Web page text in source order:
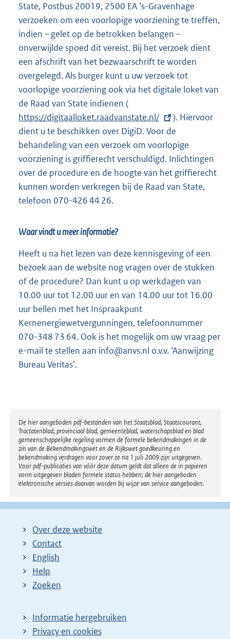
State, Postbus 20019, 2500 EA ’s-Gravenhage
verzoeken om een voorlopige voorziening te treffen,
indien – gelet op de betrokken belangen –
onverwijlde spoed dit vereist. Bij het verzoek dient
een afschrift van het bezwaarschrift te worden
overgelegd. Als burger kunt u uw verzoek tot
voorlopige voorziening ook via het digitale loket van
de Raad van State indienen (
x
t
e
r
n
e
:
https://digitaalloket.raadvanstate.nl/
). Hiervoor
dient u te beschikken over DigiD. Voor de
behandeling van een verzoek om voorlopige
voorziening is griffierecht verschuldigd. Inlichtingen
over de procedure en de hoogte van het griffierecht
kunnen worden verkregen bij de Raad van State,
telefoon 070-426 44 26.
Waar vindt u meer informatie?
Heeft u na het lezen van deze kennisgeving of een
bezoek aan de website nog vragen over de stukken
of de procedure? Dan kunt u op werkdagen van
10.00 uur tot 12.00 uur en van 14.00 uur tot 16.00
uur bellen met het Inspraakpunt
Kernenergiewetvergunningen, telefoonnummer
070-348 73 64. Ook is het mogelijk om uw vraag per
e-mail te stellen aan info@anvs.nl o.v.v. ‘Aanwijzing
Bureau Veritas’.
Disclaimer
De hier aangeboden pdf-bestanden van het Staatsblad, Staatscourant,
Tractatenblad, provinciaal blad, gemeenteblad, waterschapsblad en blad
gemeenschappelijke regeling vormen de formele bekendmakingen in de
zin van de Bekendmakingswet en de Rijkswet goedkeuring en
bekendmaking verdragen voor zover ze na 1 juli 2009 zijn uitgegeven.
Voor pdf-publicaties van vóór deze datum geldt dat alleen de in papieren
vorm uitgegeven bladen formele status hebben; de hier aangeboden
elektronische versies daarvan worden bij wijze van service aangeboden.
Over deze website
Contact
English
Help
Zoeken
Informatie hergebruiken
Privacy en cookies